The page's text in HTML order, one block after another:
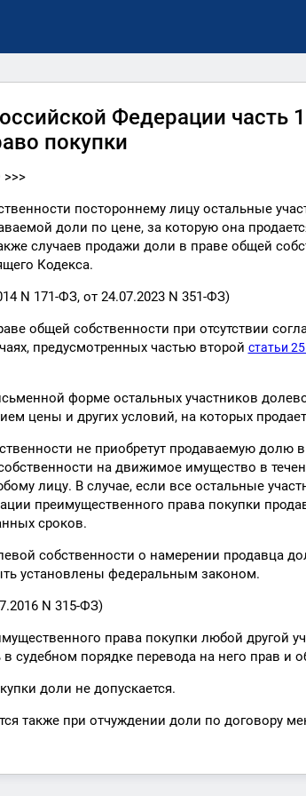
Федерации часть
покупки
постороннему лицу остальные
доли по цене, за которую она
случаев продажи доли в праве общей
Кодекса.
N 171-ФЗ, от 24.07.2023 N 351-ФЗ)
общей собственности при отсутствии
предусмотренных частью второй статьи
форме остальных участников
цены и других условий, на которых
не приобретут продаваемую долю
на движимое имущество в
лицу. В случае, если все остальные
преимущественного права покупки
сроков.
собственности о намерении продавца
установлены федеральным законом.
N 315-ФЗ)
права покупки любой другой
судебном порядке перевода на него прав и
доли не допускается.
также при отчуждении доли по договору